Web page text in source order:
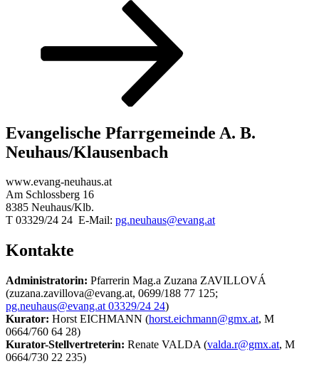
Evangelische Pfarrgemeinde A. B.
Neuhaus/Klausenbach
www.evang-neuhaus.at
Am Schlossberg 16
8385 Neuhaus/Klb.
T 03329/24 24 E-Mail: pg.neuhaus@evang.at
Kontakte
Administratorin: Pfarrerin Mag.a Zuzana ZAVILLOVÁ
(zuzana.zavillova@evang.at, 0699/188 77 125;
pg.neuhaus@evang.at 03329/24 24)
Kurator: Horst EICHMANN (horst.eichmann@gmx.at, M
0664/760 64 28)
Kurator-Stellvertreterin: Renate VALDA (valda.r@gmx.at, M
0664/730 22 235)